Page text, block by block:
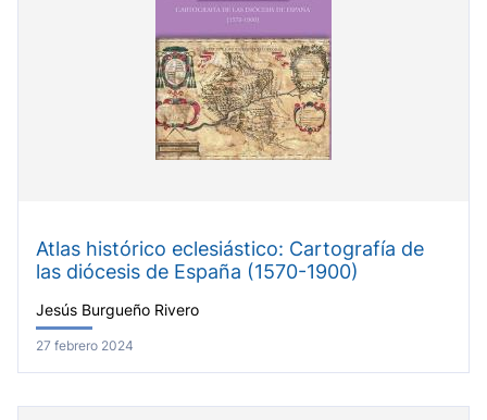
Atlas histórico eclesiástico: Cartografía de
las diócesis de España (1570-1900)
Jesús Burgueño Rivero
27 febrero 2024